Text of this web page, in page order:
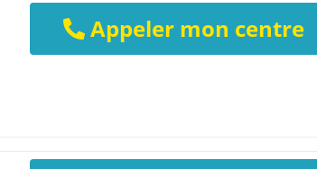
Appeler mon centre